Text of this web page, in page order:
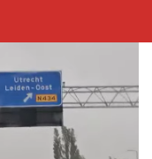
Volgend uur